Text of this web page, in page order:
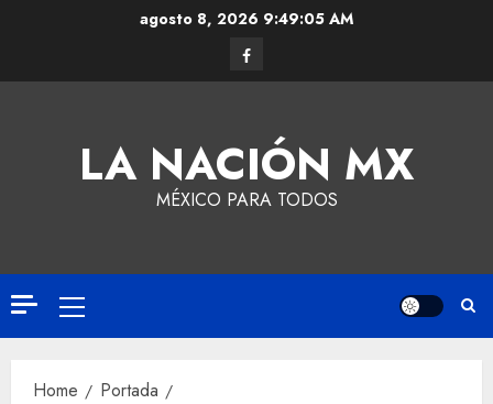
agosto 8, 2026 9:49:06 AM
LA NACIÓN MX
MÉXICO PARA TODOS
Home
Portada